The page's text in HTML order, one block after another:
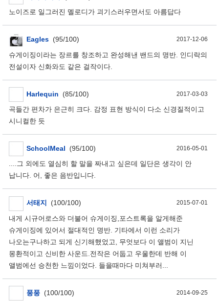
노이즈로 일그러진 멜로디가 괴기스러우면서도 아름답다
Eagles (95/100) 2017-12-06
슈게이징이라는 장르를 창조하고 완성해낸 밴드의 명반. 인디락의
전설이자 신화와도 같은 걸작이다.
Harlequin (85/100) 2017-03-03
곡들간 편차가 은근히 크다. 감정 표현 방식이 다소 신경질적이고
시니컬한 듯
SchoolMeal (95/100) 2016-05-01
....그 외에도 열심히 할 말을 짜내고 싶은데 일단은 생각이 안
납니다. 어, 좋은 음반입니다.
서태지 (100/100) 2015-07-01
내게 시규어로스와 더불어 슈게이징,포스트록을 알게해준
슈게이징에 있어서 절대적인 명반. 기타에서 이런 소리가
나오는구나하고 되게 신기해했었고, 무엇보다 이 앨범이 지닌
몽환적이고 신비한 사운드.전작은 어둡고 우울한데 반해 이
앨범에선 승천한 느낌이었다. 들을때마다 미쳐부러...
풍풍 (100/100) 2014-09-25